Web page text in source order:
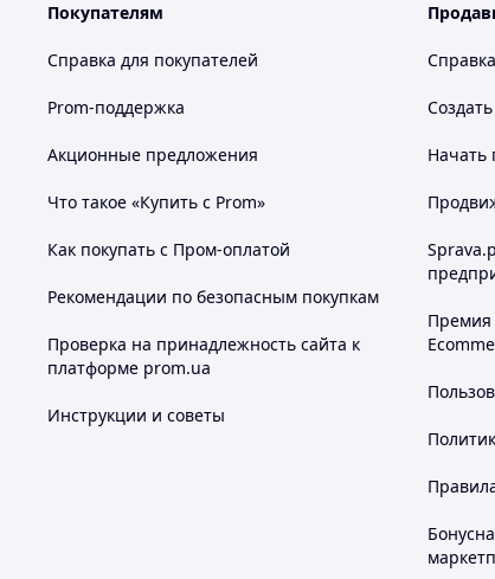
Покупателям
Справка для покупателей
Prom-поддержка
Акционные предложения
Что такое «Купить с Prom»
Как покупать с Пром-оплатой
Рекомендации по безопасным покупкам
Проверка на принадлежность сайта к
платформе prom.ua
Инструкции и советы
Начать
Премия